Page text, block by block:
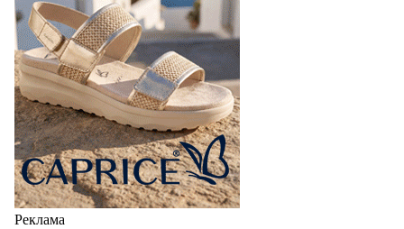
Реклама